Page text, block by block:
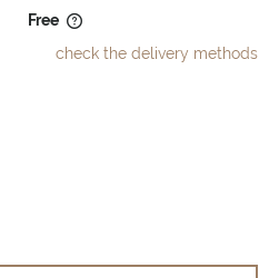
Free
check the delivery methods